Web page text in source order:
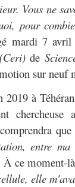
Vous ne
pour
mardi 7
de
sur neuf
à
chercheuse
entre
ce moment-
elle